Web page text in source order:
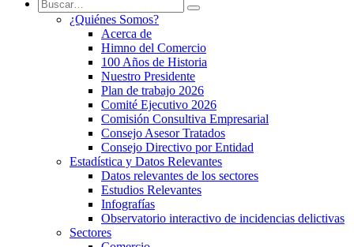
¿Quiénes Somos?
Acerca de
Himno del Comercio
100 Años de Historia
Nuestro Presidente
Plan de trabajo 2026
Comité Ejecutivo 2026
Comisión Consultiva Empresarial
Consejo Asesor Tratados
Consejo Directivo por Entidad
Estadística y Datos Relevantes
Datos relevantes de los sectores
Estudios Relevantes
Infografías
Observatorio interactivo de incidencias delictivas
Sectores